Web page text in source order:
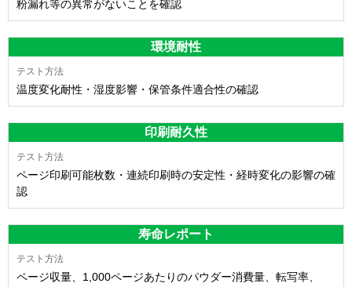
粉漏れ等の異常がないことを確認
環境耐性
温度変化耐性・湿度影響・保管条件適合性の確認
印刷耐久性
ページ印刷可能枚数・連続印刷時の安定性・経時変化の影響の確
認
寿命レポート
ページ収量、1,000ページあたりのパウダー消費量、転写率、